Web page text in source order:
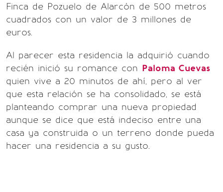
Finca de Pozuelo de Alarcón de 500 metros
cuadrados con un valor de 3 millones de
euros.
Al parecer esta residencia la adquirió cuando
recién inició su romance con Paloma Cuevas
quien vive a 20 minutos de ahí, pero al ver
que esta relación se ha consolidado, se está
planteando comprar una nueva propiedad
aunque se dice que está indeciso entre una
casa ya construida o un terreno donde pueda
hacer una residencia a su gusto.